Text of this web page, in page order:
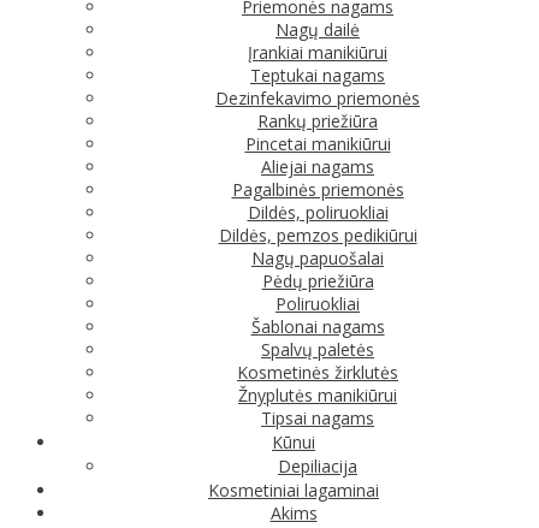
Priemonės nagams
Nagų dailė
Įrankiai manikiūrui
Teptukai nagams
Dezinfekavimo priemonės
Rankų priežiūra
Pincetai manikiūrui
Aliejai nagams
Pagalbinės priemonės
Dildės, poliruokliai
Dildės, pemzos pedikiūrui
Nagų papuošalai
Pėdų priežiūra
Poliruokliai
Šablonai nagams
Spalvų paletės
Kosmetinės žirklutės
Žnyplutės manikiūrui
Tipsai nagams
Kūnui
Depiliacija
Kosmetiniai lagaminai
Akims